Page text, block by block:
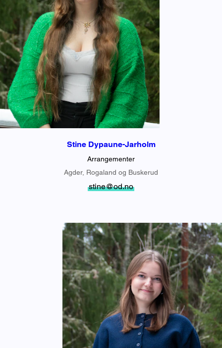
Stine Dypaune-Jarholm
Arrangementer
Agder, Rogaland og Buskerud
stine@od.no